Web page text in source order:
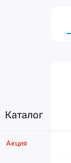
Каталог
Акция